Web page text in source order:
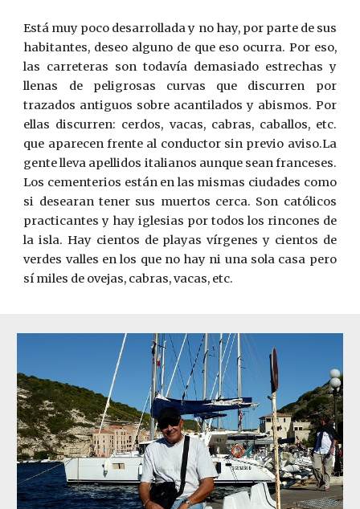
Está muy poco desarrollada y no hay, por parte de sus
habitantes, deseo alguno de que eso ocurra. Por eso,
las carreteras son todavía demasiado estrechas y
llenas de peligrosas curvas que discurren por
trazados antiguos sobre acantilados y abismos. Por
ellas discurren: cerdos, vacas, cabras, caballos, etc.
que aparecen frente al conductor sin previo aviso.La
gente lleva apellidos italianos aunque sean franceses.
Los cementerios están en las mismas ciudades como
si desearan tener sus muertos cerca. Son católicos
practicantes y hay iglesias por todos los rincones de
la isla. Hay cientos de playas vírgenes y cientos de
verdes valles en los que no hay ni una sola casa pero
sí miles de ovejas, cabras, vacas, etc.